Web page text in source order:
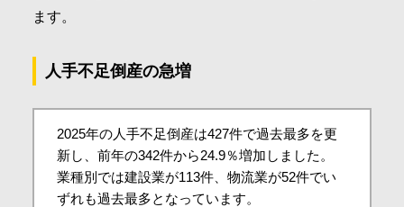
ます。
人手不足倒産の急増
2025年の人手不足倒産は427件で過去最多を更
新し、前年の342件から24.9％増加しました。
業種別では建設業が113件、物流業が52件でい
ずれも過去最多となっています。